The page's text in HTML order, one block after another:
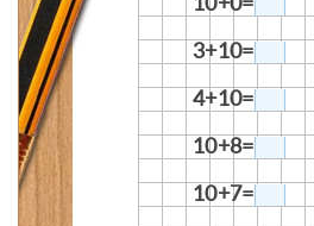
3+10=
4+10=
10+8=
10+7=